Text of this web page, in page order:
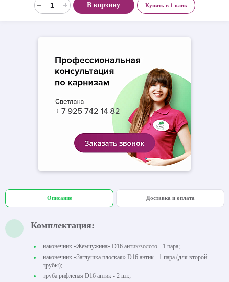
В корзину Купить в 1 клик
Описание Доставка и оплата
Комплектация:
наконечник «Жемчужина» D16 антик/золото - 1 пара;
наконечник «Заглушка плоская» D16 антик - 1 пара (для второй
трубы);
труба рифленая D16 антик - 2 шт.;